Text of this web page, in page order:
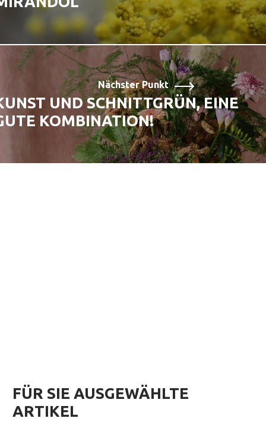
Nächster Punkt
UND SCHNITTGRÜN, EINE
KOMBINATION!
FÜR SIE AUSGEWÄHLTE
ARTIKEL